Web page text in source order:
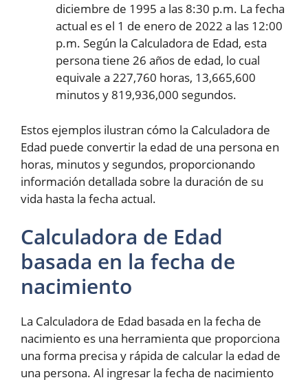
diciembre de 1995 a las 8:30 p.m. La fecha
actual es el 1 de enero de 2022 a las 12:00
p.m. Según la Calculadora de Edad, esta
persona tiene 26 años de edad, lo cual
equivale a 227,760 horas, 13,665,600
minutos y 819,936,000 segundos.
Estos ejemplos ilustran cómo la Calculadora de
Edad puede convertir la edad de una persona en
horas, minutos y segundos, proporcionando
información detallada sobre la duración de su
vida hasta la fecha actual.
Calculadora de Edad
basada en la fecha de
nacimiento
La Calculadora de Edad basada en la fecha de
nacimiento es una herramienta que proporciona
una forma precisa y rápida de calcular la edad de
una persona. Al ingresar la fecha de nacimiento